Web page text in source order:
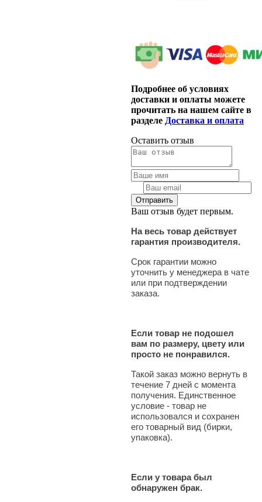
Подробнее об условиях
доставки и оплаты можете
прочитать на нашем сайте в
разделе Доставка и оплата
Оставить отзыв
Ваш отзыв будет первым.
На весь товар действует
гарантия производителя.
Срок гарантии можно
уточнить у менеджера в чате
или при подтверждении
заказа.
Если товар не подошел
вам по размеру, цвету или
просто не понравился.
Такой заказ можно вернуть в
течение 7 дней с момента
получения. Единственное
условие - товар не
использовался и сохранен
его товарный вид (бирки,
упаковка).
Если у товара был
обнаружен брак.